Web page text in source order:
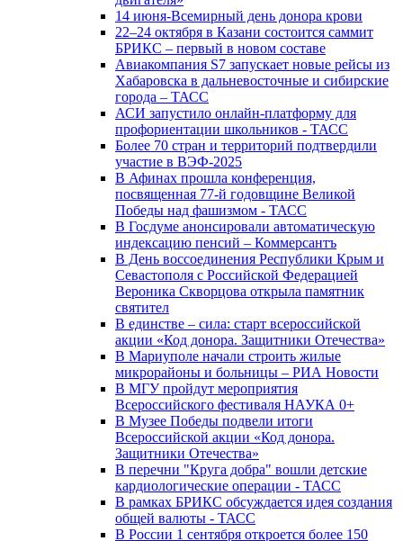
14 июня-Всемирный день донора крови
22–24 октября в Казани состоится саммит
БРИКС – первый в новом составе
Авиакомпания S7 запускает новые рейсы из
Хабаровска в дальневосточные и сибирские
города – ТАСС
АСИ запустило онлайн-платформу для
профориентации школьников - ТАСС
Более 70 стран и территорий подтвердили
участие в ВЭФ-2025
В Афинах прошла конференция,
посвященная 77-й годовщине Великой
Победы над фашизмом - ТАСС
В Госдуме анонсировали автоматическую
индексацию пенсий – Коммерсантъ
В День воссоединения Республики Крым и
Севастополя с Российской Федерацией
Вероника Скворцова открыла памятник
святител
В единстве – сила: старт всероссийской
акции «Код донора. Защитники Отечества»
В Мариуполе начали строить жилые
микрорайоны и больницы – РИА Новости
В МГУ пройдут мероприятия
Всероссийского фестиваля НАУКА 0+
В Музее Победы подвели итоги
Всероссийской акции «Код донора.
Защитники Отечества»
В перечни "Круга добра" вошли детские
кардиологические операции - ТАСС
В рамках БРИКС обсуждается идея создания
общей валюты - ТАСС
В России 1 сентября откроется более 150